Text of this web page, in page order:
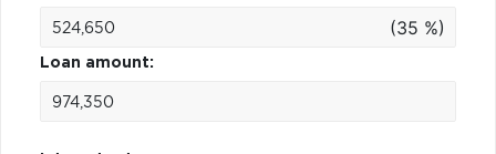
(35 %)
Loan amount: